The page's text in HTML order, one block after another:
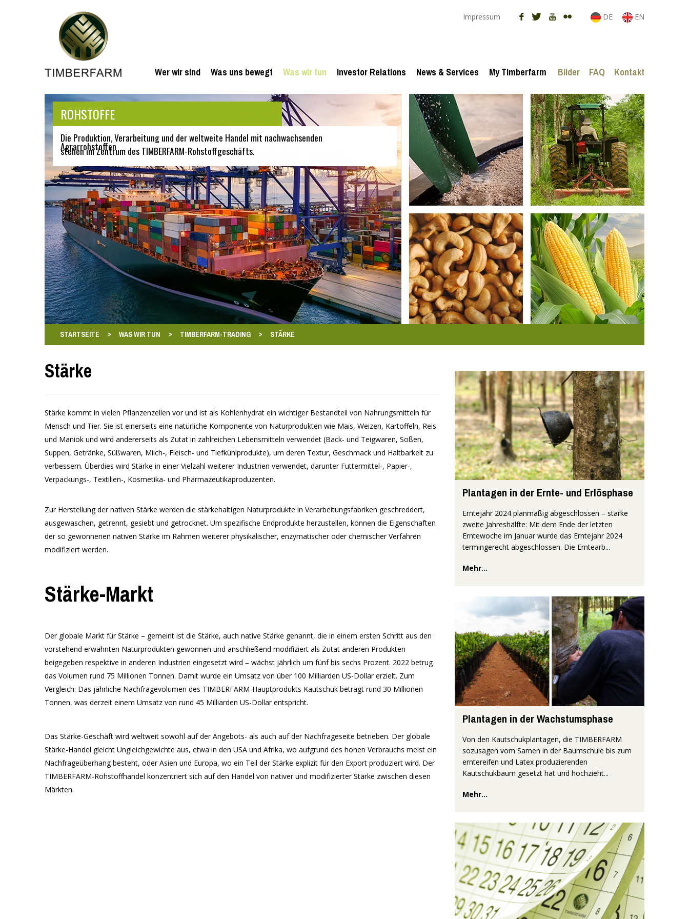
Impressum DE EN
Wer wir sind Was uns bewegt Was wir tun Investor Relations News & Services My Timberfarm Bilder FAQ Kontakt
ROHSTOFFE
Die Produktion, Verarbeitung und der weltweite Handel mit nachwachsenden
Agrarrohstoffen
stehen im Zentrum des TIMBERFARM-Rohstoffgeschäfts.
STARTSEITE > WAS WIR TUN > TIMBERFARM-TRADING > STÄRKE
Stärke
Stärke kommt in vielen Pflanzenzellen vor und ist als Kohlenhydrat ein wichtiger Bestandteil von Nahrungsmitteln für
Mensch und Tier. Sie ist einerseits eine natürliche Komponente von Naturprodukten wie Mais, Weizen, Kartoffeln, Reis
und Maniok und wird andererseits als Zutat in zahlreichen Lebensmitteln verwendet (Back- und Teigwaren, Soßen,
Suppen, Getränke, Süßwaren, Milch-, Fleisch- und Tiefkühlprodukte), um deren Textur, Geschmack und Haltbarkeit zu
verbessern. Überdies wird Stärke in einer Vielzahl weiterer Industrien verwendet, darunter Futtermittel-, Papier-,
Verpackungs-, Textilien-, Kosmetika- und Pharmazeutikaproduzenten.
Zur Herstellung der nativen Stärke werden die stärkehaltigen Naturprodukte in Verarbeitungsfabriken geschreddert,
ausgewaschen, getrennt, gesiebt und getrocknet. Um spezifische Endprodukte herzustellen, können die Eigenschaften
der so gewonnenen nativen Stärke im Rahmen weiterer physikalischer, enzymatischer oder chemischer Verfahren
modifiziert werden.
Stärke-Markt
Der globale Markt für Stärke – gemeint ist die Stärke, auch native Stärke genannt, die in einem ersten Schritt aus den
vorstehend erwähnten Naturprodukten gewonnen und anschließend modifiziert als Zutat anderen Produkten
beigegeben respektive in anderen Industrien eingesetzt wird – wächst jährlich um fünf bis sechs Prozent. 2022 betrug
das Volumen rund 75 Millionen Tonnen. Damit wurde ein Umsatz von über 100 Milliarden US-Dollar erzielt. Zum
Vergleich: Das jährliche Nachfragevolumen des TIMBERFARM-Hauptprodukts Kautschuk beträgt rund 30 Millionen
Tonnen, was derzeit einem Umsatz von rund 45 Milliarden US-Dollar entspricht.
Das Stärke-Geschäft wird weltweit sowohl auf der Angebots- als auch auf der Nachfrageseite betrieben. Der globale
Stärke-Handel gleicht Ungleichgewichte aus, etwa in den USA und Afrika, wo aufgrund des hohen Verbrauchs meist ein
Nachfrageüberhang besteht, oder Asien und Europa, wo ein Teil der Stärke explizit für den Export produziert wird. Der
TIMBERFARM-Rohstoffhandel konzentriert sich auf den Handel von nativer und modifizierter Stärke zwischen diesen
Märkten.
Plantagen in der Ernte- und Erlösphase
Erntejahr 2024 planmäßig abgeschlossen – starke
zweite Jahreshälfte: Mit dem Ende der letzten
Erntewoche im Januar wurde das Erntejahr 2024
termingerecht abgeschlossen. Die Erntearb...
Mehr...
Plantagen in der Wachstumsphase
Von den Kautschukplantagen, die TIMBERFARM
sozusagen vom Samen in der Baumschule bis zum
erntereifen und Latex produzierenden
Kautschukbaum gesetzt hat und hochzieht...
Mehr...